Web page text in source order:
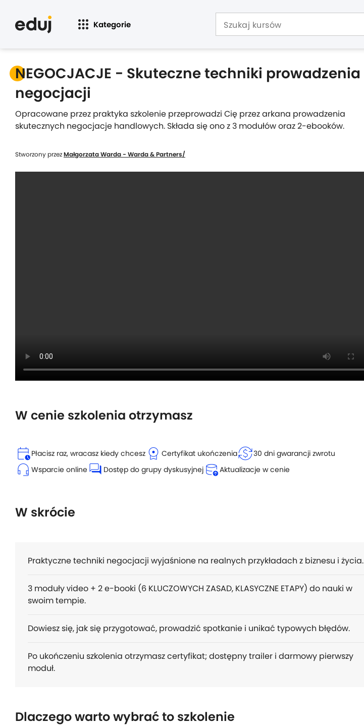
Kategorie
NEGOCJACJE - Skuteczne techniki prowadzenia
negocjacji
Opracowane przez praktyka szkolenie przeprowadzi Cię przez arkana prowadzenia
skutecznych negocjacje handlowych. Składa się ono z 3 modułów oraz 2-ebooków.
Stworzony przezMałgorzata Warda - Warda & Partners/
W cenie szkolenia otrzymasz
calendar_clockPłacisz raz, wracasz kiedy chcesz license Certyfikat ukończeniacurrency_exchange30 dni gwarancji zwrotu
headset_mic Wsparcie online forum Dostęp do grupy dyskusyjnej database_uploadAktualizacje w cenie
W skrócie
Praktyczne techniki negocjacji wyjaśnione na realnych przykładach z biznesu i życia.
3 moduły video + 2 e-booki (6 KLUCZOWYCH ZASAD, KLASYCZNE ETAPY) do nauki w
swoim tempie.
Dowiesz się, jak się przygotować, prowadzić spotkanie i unikać typowych błędów.
Po ukończeniu szkolenia otrzymasz certyfikat; dostępny trailer i darmowy pierwszy
moduł.
Dlaczego warto wybrać to szkolenie